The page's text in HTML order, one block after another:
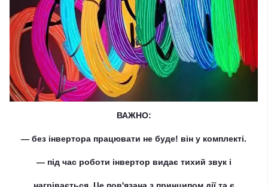
ВАЖНО:
— без інвертора працювати не буде! він у комплекті.
— під час роботи інвертор видає тихий звук і